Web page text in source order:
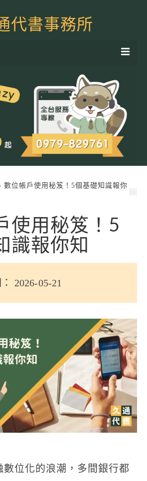
代書事務所
貸
貸
數位帳戶使用秘笈！5個基礎知識報你
使用秘笈！5
識報你知
2026-05-21
數位化的浪潮，多間銀行都